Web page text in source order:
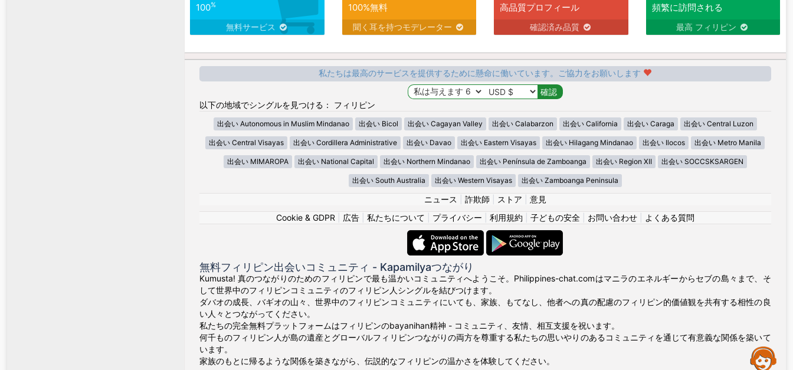
100%
無料サービス
100%無料
聞く耳を持つモデレーター
高品質プロフィール
確認済み品質
頻繁に訪問される
最高 フィリピン
私たちは最高のサービスを提供するために懸命に働いています。ご協力をお願いします
以下の地域でシングルを見つける： フィリピン
出会い Autonomous in Muslim Mindanao 出会い Bicol 出会い Cagayan Valley 出会い Calabarzon 出会い California 出会い Caraga 出会い Central Luzon
出会い Central Visayas 出会い Cordillera Administrative 出会い Davao 出会い Eastern Visayas 出会い Hilagang Mindanao 出会い Ilocos 出会い Metro Manila
出会い MIMAROPA 出会い National Capital 出会い Northern Mindanao 出会い Península de Zamboanga 出会い Region XII 出会い SOCCSKSARGEN
出会い South Australia 出会い Western Visayas 出会い Zamboanga Peninsula
ニュース 詐欺師 ストア
意見
Cookie & GDPR
広告| 私たちについて プライバシー 利用規約 子どもの安全| お問い合わせ| よくある質問
無料フィリピン出会いコミュニティ - Kapamilyaつながり
Kumusta! 真のつながりのためのフィリピンで最も温かいコミュニティへようこそ。Philippines-chat.comはマニラのエネルギーからセブの島々まで、そ
して世界中のフィリピンコミュニティのフィリピン人シングルを結びつけます。
ダバオの成長、バギオの山々、世界中のフィリピンコミュニティにいても、家族、もてなし、他者への真の配慮のフィリピン的価値観を共有する相性の良
い人々とつながってください。
私たちの完全無料プラットフォームはフィリピンのbayanihan精神 - コミュニティ、友情、相互支援を祝います。
何千ものフィリピン人が島の遺産とグローバルフィリピンつながりの両方を尊重する私たちの思いやりのあるコミュニティを通じて有意義な関係を築いて
います。
家族のもとに帰るような関係を築きながら、伝説的なフィリピンの温かさを体験してください。